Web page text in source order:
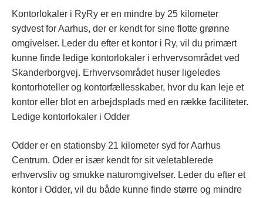
Kontorlokaler i RyRy er en mindre by 25 kilometer
sydvest for Aarhus, der er kendt for sine flotte grønne
omgivelser. Leder du efter et kontor i Ry, vil du primært
kunne finde ledige kontorlokaler i erhvervsområdet ved
Skanderborgvej. Erhvervsområdet huser ligeledes
kontorhoteller og kontorfællesskaber, hvor du kan leje et
kontor eller blot en arbejdsplads med en række faciliteter.
Ledige kontorlokaler i Odder
Odder er en stationsby 21 kilometer syd for Aarhus
Centrum. Oder er især kendt for sit veletablerede
erhvervsliv og smukke naturomgivelser. Leder du efter et
kontor i Odder, vil du både kunne finde større og mindre